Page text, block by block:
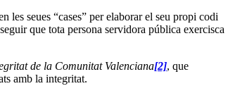
les seues “cases” per elaborar el seu propi codi
que tota persona servidora pública exercisca
de la Comunitat Valenciana[2], que
amb la integritat.